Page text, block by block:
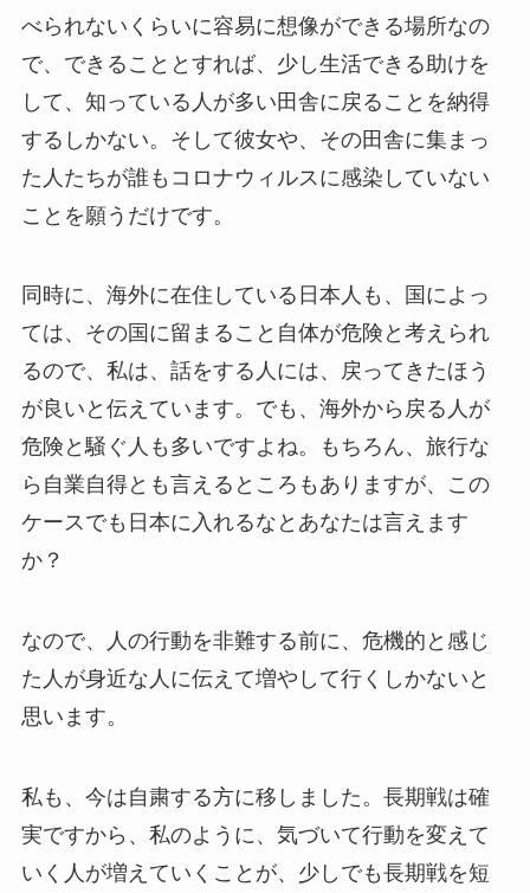
べられないくらいに容易に想像ができる場所なの
で、できることとすれば、少し生活できる助けを
して、知っている人が多い田舎に戻ることを納得
するしかない。そして彼女や、その田舎に集まっ
た人たちが誰もコロナウィルスに感染していない
ことを願うだけです。
同時に、海外に在住している日本人も、国によっ
ては、その国に留まること自体が危険と考えられ
るので、私は、話をする人には、戻ってきたほう
が良いと伝えています。でも、海外から戻る人が
危険と騒ぐ人も多いですよね。もちろん、旅行な
ら自業自得とも言えるところもありますが、この
ケースでも日本に入れるなとあなたは言えます
か？
なので、人の行動を非難する前に、危機的と感じ
た人が身近な人に伝えて増やして行くしかないと
思います。
私も、今は自粛する方に移しました。長期戦は確
実ですから、私のように、気づいて行動を変えて
いく人が増えていくことが、少しでも長期戦を短